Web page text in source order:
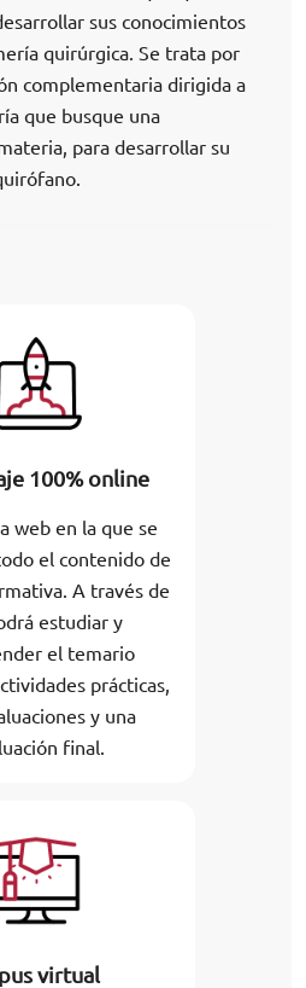
sus conocimientos
quirúrgica. Se trata por
complementaria dirigida a
que busque una
para desarrollar su
100% online
web en la que se
el contenido de
A través de
estudiar y
el temario
prácticas,
y una
final.
virtual